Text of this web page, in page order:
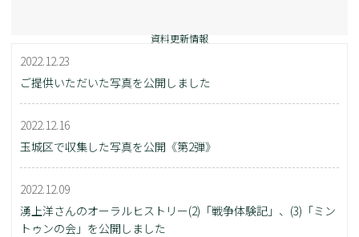
資料更新情報
2022.12.23
ご提供いただいた写真を公開しました
2022.12.16
玉城区で収集した写真を公開《第2弾》
2022.12.09
湧上洋さんのオーラルヒストリー(2)「戦争体験記」、(3)「ミン
トゥンの会」を公開しました